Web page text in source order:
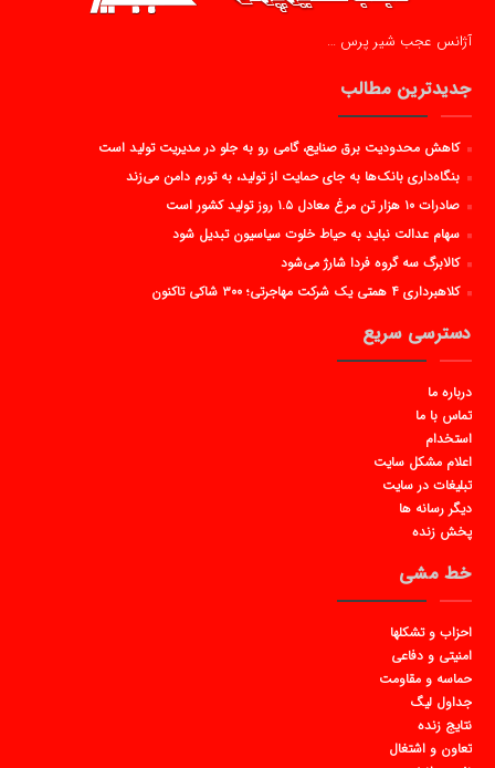
آژانس عجب شیر پرس …
جدیدترین مطالب
کاهش محدودیت برق صنایع، گامی رو به جلو در مدیریت تولید است
بنگاه‌داری بانک‌ها به جای حمایت از تولید، به تورم دامن می‌زند
صادرات ۱۰ هزار تن مرغ معادل ۱.۵ روز تولید کشور است
سهام عدالت نباید به حیاط خلوت سیاسیون تبدیل شود
کالابرگ سه گروه فردا شارژ می‌شود
کلاهبرداری ۴ همتی یک شرکت مهاجرتی؛ ۳۰۰ شاکی تاکنون
دسترسی سریع
درباره ما
تماس با ما
استخدام
اعلام مشکل سایت
تبلیغات در سایت
دیگر رسانه ها
پخش زنده
خط مشی
احزاب و تشکلها
امنیتی و دفاعی
حماسه و مقاومت
جداول لیگ
نتایج زنده
تعاون و اشتغال